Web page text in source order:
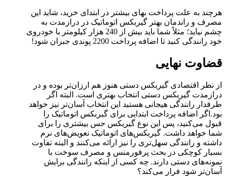
هرچند به علت پرداخت بهای بیشتر در ابتدای خرید، شاید این
مصرف و راندمان بهتر گیربکس اتوماتیک در درازمدت به
چشم نیاید؛ مثلاً شما باید بیش از 240 هزار کیلومتر با خودروی
خود رانندگی کنید تا اضافه پرداخت 2200 پوندی جبران شود!
قضاوت نهایی
از نظر اقتصادی گیربکس دستی هنوز هم ارزان‌تر بوده و در
درازمدت گیربکس دستی انتخاب بهتری است. البته اگر
طرفدار رانندگی هیجانی هستید این انتخاب آسان‌تر نیز خواهد
بود.اگر اضافه پرداخت ابتدایی برای گیربکس اتوماتیک را
قبول می‌کنید، پس این نوع گیربکس حس بیشتری را برای
شما خواهد داشت. گیربکس‌های اتوماتیک تعویض‌های نرم
داشته و رانندگی سهل‌تری را نیز ارائه می‌کنند و البته تفاوت
بسیار کوچکی در بحث پرفورمنس و مصرف سوخت با
نمونه‌های دستی دارند. چه کسی از اینکه رانندگی برایش
آسان‌تر شود فرار می‌کند؟